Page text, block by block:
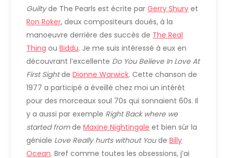
Guiltyde The Pearls est écrite parGerry Shury et
Ron Roker, deux compositeurs doués, à la
manoeuvre derrière des succès de The Real
Thing ouBiddu. Je me suis intéressé à eux en
découvrant l’excellente Do You Believe In Love At
First SightdeDionne Warwick. Cette chanson de
1977 a participé a éveillé chez moi un intérêt
pour des morceaux soul 70s qui sonnaient 60s. Il
y a aussi par exemple Right Back where we
started fromdeMaxine Nightingale et bien sûr la
géniale Love Really hurts without YoudeBilly
Ocean. Bref comme toutes les obsessions, j’ai